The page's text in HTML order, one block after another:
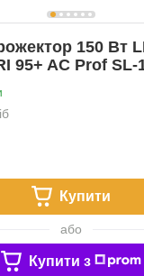
150 Вт
95+ AC Prof SL-
Купити
або
Купити з